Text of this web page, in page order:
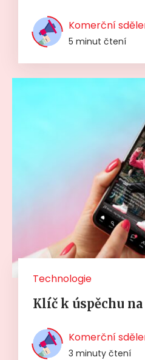
Komerční
5 minut čtení
Technologie
Klíč k úspěchu
Komerční
3 minuty čtení